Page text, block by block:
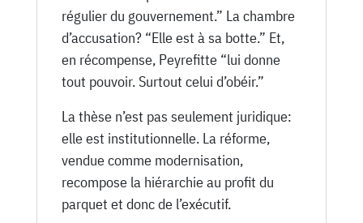
régulier du gouvernement.” La chambre
d’accusation? “Elle est à sa botte.” Et,
en récompense, Peyrefitte “lui donne
tout pouvoir. Surtout celui d’obéir.”
La thèse n’est pas seulement juridique:
elle est institutionnelle. La réforme,
vendue comme modernisation,
recompose la hiérarchie au profit du
parquet et donc de l’exécutif.